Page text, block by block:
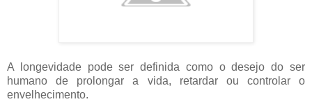
A longevidade pode ser definida como o desejo do ser
humano de prolongar a vida, retardar ou controlar o
envelhecimento.